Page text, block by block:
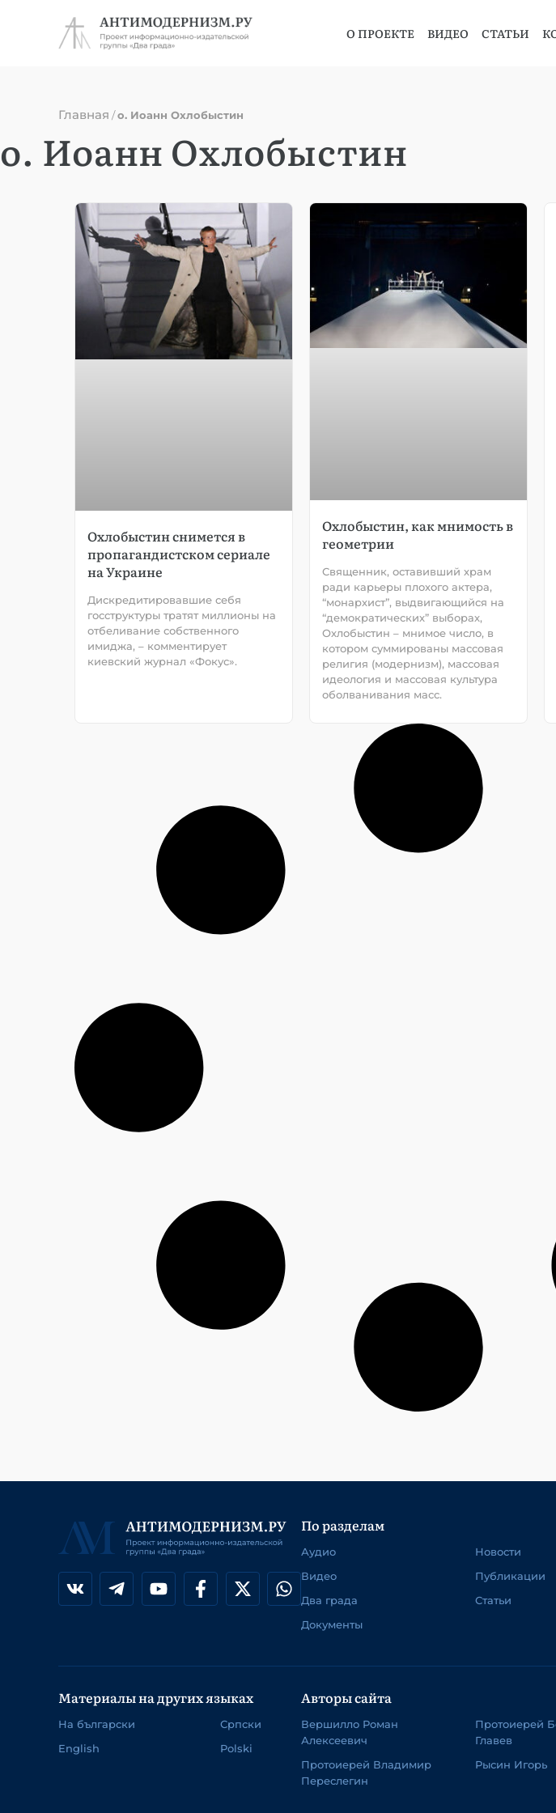
О ПРОЕКТЕ ВИДЕО СТАТЬИ
Главная /о. Иоанн Охлобыстин
о. Иоанн Охлобыстин
Охлобыстин снимется в
пропагандистском сериале
на Украине
Дискредитировавшие себя
госструктуры тратят миллионы на
отбеливание собственного
имиджа, – комментирует
киевский журнал «Фокус».
Охлобыстин, как мнимость в
геометрии
Священник, оставивший храм
ради карьеры плохого актера,
“монархист”, выдвигающийся на
“демократических” выборах,
Охлобыстин – мнимое число, в
котором суммированы массовая
религия (модернизм), массовая
идеология и массовая культура
оболванивания масс.
По разделам
Аудио
Видео
Два града
Документы
Новости
Публикации
Статьи
Материалы на других языках
На български
English
Српски
Polski
Авторы сайта
Вершилло Роман
Алексеевич
Протоиерей Владимир
Переслегин
Протоиерей
Главев
Рысин Игорь